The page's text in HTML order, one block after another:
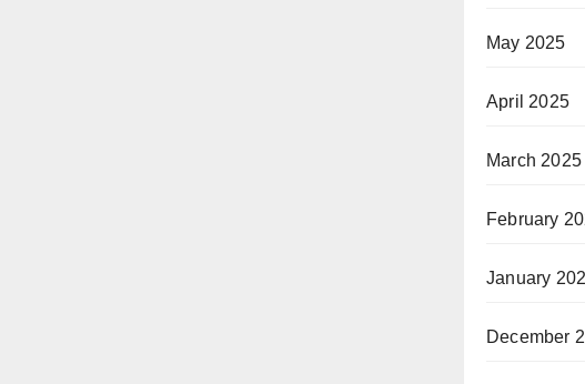
May 2025
April 2025
March 2025
February
January
December